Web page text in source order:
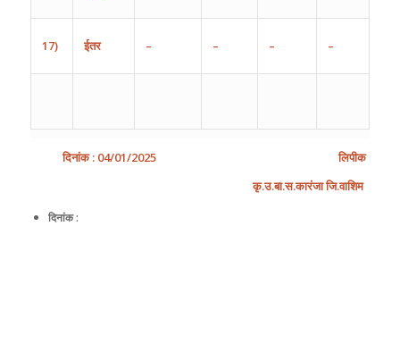
17) ईतर – – – –
दिनांक : 04/01/2025
लिपीक
कृ.उ.बा.स.कारंजा जि.वाशिम
दिनांक :